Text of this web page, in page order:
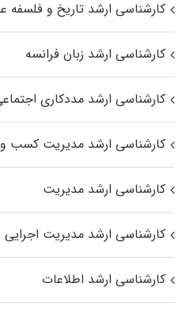
کارشناسی ارشد تاریخ و فلسفه
کارشناسی ارشد زبان فرانسه
کارشناسی ارشد مددکاری
کارشناسی ارشد مدیریت کسب و
کارشناسی ارشد مدیریت
کارشناسی ارشد مدیریت اجرایی
کارشناسی ارشد اطلاعات